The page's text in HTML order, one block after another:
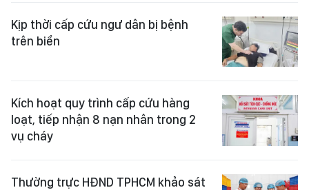
Kịp thời cấp cứu ngư dân bị bệnh
trên biển
Kích hoạt quy trình cấp cứu hàng
loạt, tiếp nhận 8 nạn nhân trong 2
vụ cháy
Thường trực HĐND TPHCM khảo sát